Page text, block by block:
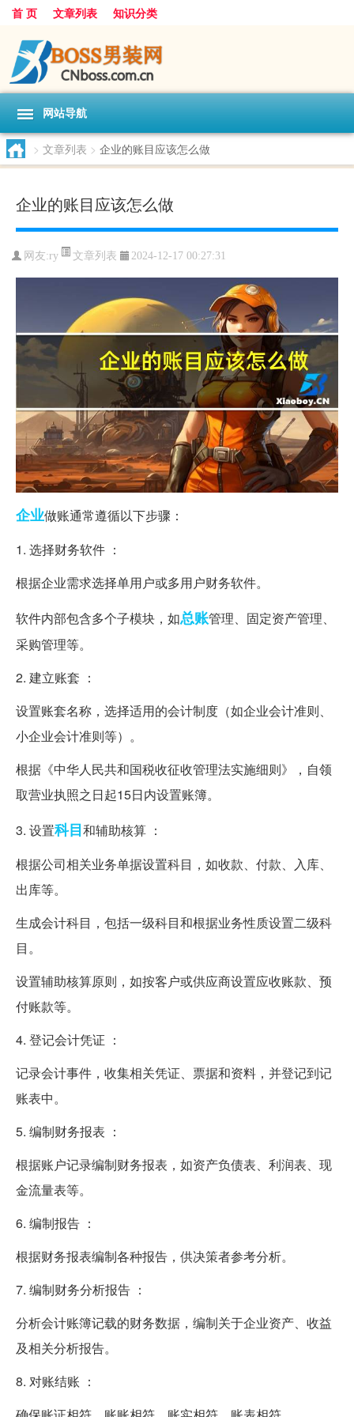
首 页 文章列表 知识分类
网站导航
> 文章列表 > 企业的账目应该怎么做
企业的账目应该怎么做
网友:ry 文章列表 2024-12-17 00:27:31
企业做账通常遵循以下步骤：
1. 选择财务软件 ：
根据企业需求选择单用户或多用户财务软件。
软件内部包含多个子模块，如总账管理、固定资产管理、
采购管理等。
2. 建立账套 ：
设置账套名称，选择适用的会计制度（如企业会计准则、
小企业会计准则等）。
根据《中华人民共和国税收征收管理法实施细则》，自领
取营业执照之日起15日内设置账簿。
3. 设置科目和辅助核算 ：
根据公司相关业务单据设置科目，如收款、付款、入库、
出库等。
生成会计科目，包括一级科目和根据业务性质设置二级科
目。
设置辅助核算原则，如按客户或供应商设置应收账款、预
付账款等。
4. 登记会计凭证 ：
记录会计事件，收集相关凭证、票据和资料，并登记到记
账表中。
5. 编制财务报表 ：
根据账户记录编制财务报表，如资产负债表、利润表、现
金流量表等。
6. 编制报告 ：
根据财务报表编制各种报告，供决策者参考分析。
7. 编制财务分析报告 ：
分析会计账簿记载的财务数据，编制关于企业资产、收益
及相关分析报告。
8. 对账结账 ：